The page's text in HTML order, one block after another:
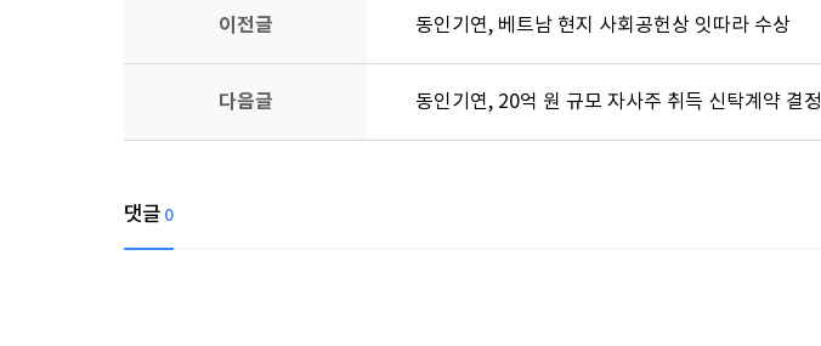
이전글 동인기연, 베트남 현지 사회공헌상 잇따라 수상
다음글 동인기연, 20억 원 규모 자사주 취득 신탁계약 결정
댓글 0